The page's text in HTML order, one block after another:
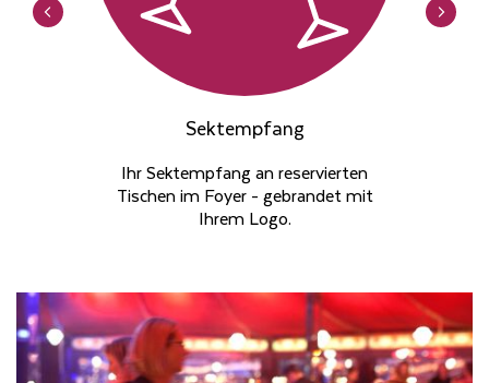
Sektempfang
Ihr Sektempfang an reservierten
Tischen im Foyer - gebrandet mit
Ihrem Logo.